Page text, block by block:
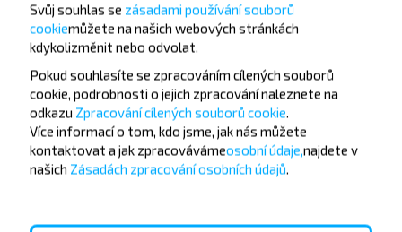
Skidziel
Zelva
Varšava
Koupit
Svůj souhlas se zásadami používání souborů
cookiemůžete na našich webových stránkách
kdykolizměnit nebo odvolat.
Pokud souhlasíte se zpracováním cílených souborů
cookie, podrobnosti o jejich zpracování naleznete na
odkazu Zpracování cílených souborů cookie.
Více informací o tom, kdo jsme, jak nás můžete
kontaktovat a jak zpracovávámeosobní údaje,najdete v
našich Zásadách zpracování osobních údajů.